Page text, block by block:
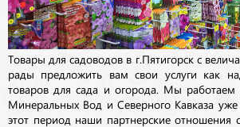
Товары для садоводов в г.Пятигорск с
рады предложить вам свои услуги как
товаров для сада и огорода. Мы работаем
Минеральных Вод и Северного Кавказа уже
этот период наши партнерские отношения